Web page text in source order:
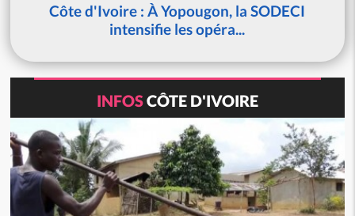
Côte d'Ivoire : À Yopougon, la SODECI
intensifie les opéra...
INFOSCÔTE D'IVOIRE